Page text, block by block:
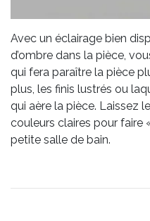
Avec un éclairage bien
d’ombre dans la pièce,
qui fera paraître la pièce
plus, les finis lustrés ou
qui aère la pièce. Laissez
couleurs claires pour faire
petite salle de bain.